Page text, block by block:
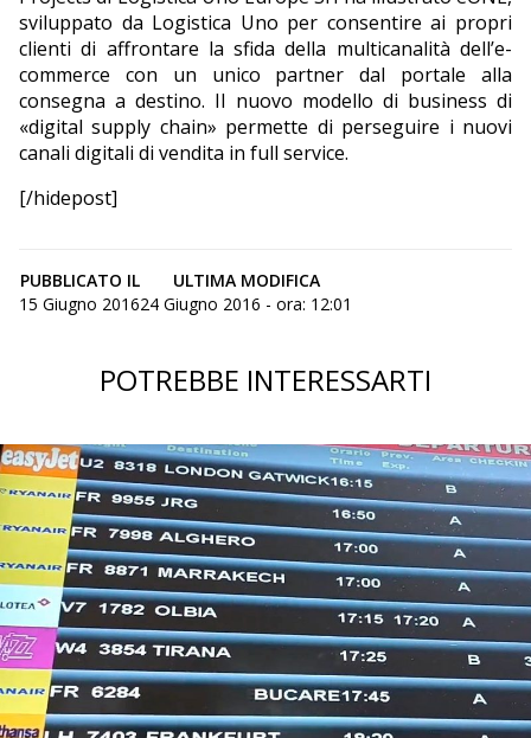
sviluppato da Logistica Uno per consentire ai propri
clienti di affrontare la sfida della multicanalità dell’e-
commerce con un unico partner dal portale alla
consegna a destino. Il nuovo modello di business di
«digital supply chain» permette di perseguire i nuovi
canali digitali di vendita in full service.
[/hidepost]
PUBBLICATO IL
15 Giugno 2016
ULTIMA MODIFICA
24 Giugno 2016 - ora: 12:01
POTREBBE INTERESSARTI